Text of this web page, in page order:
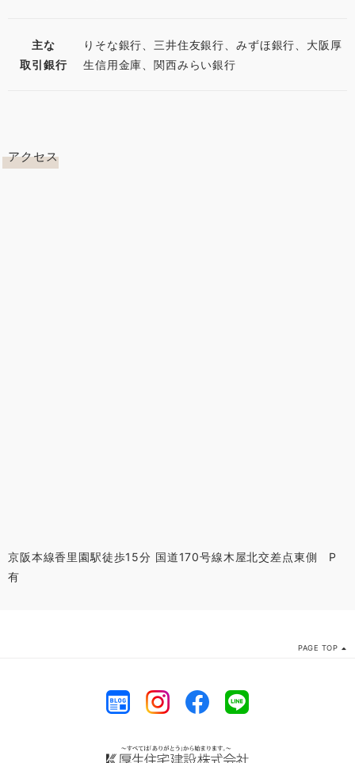
主な
取引銀行
りそな銀行、三井住友銀行、みずほ銀行、大阪厚
生信用金庫、関西みらい銀行
アクセス
京阪本線香里園駅徒歩15分 国道170号線木屋北交差点東側 P
有
PAGE TOP